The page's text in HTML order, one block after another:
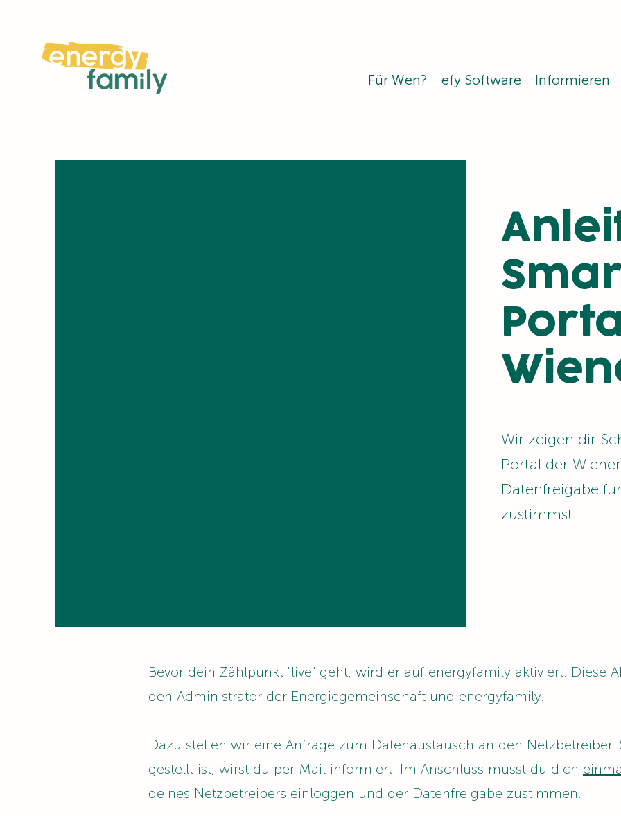
Für Wen? efy Software Informieren
Wir zeigen dir
Portal der
Datenfreigabe
zustimmst.
Bevor dein Zählpunkt "live" geht, wird er auf energyfamily aktiviert. Diese
den Administrator der Energiegemeinschaft und energyfamily.
Dazu stellen wir eine Anfrage zum Datenaustausch an den Netzbetreiber.
gestellt ist, wirst du per Mail informiert. Im Anschluss musst du dich
deines Netzbetreibers einloggen und der Datenfreigabe zustimmen.